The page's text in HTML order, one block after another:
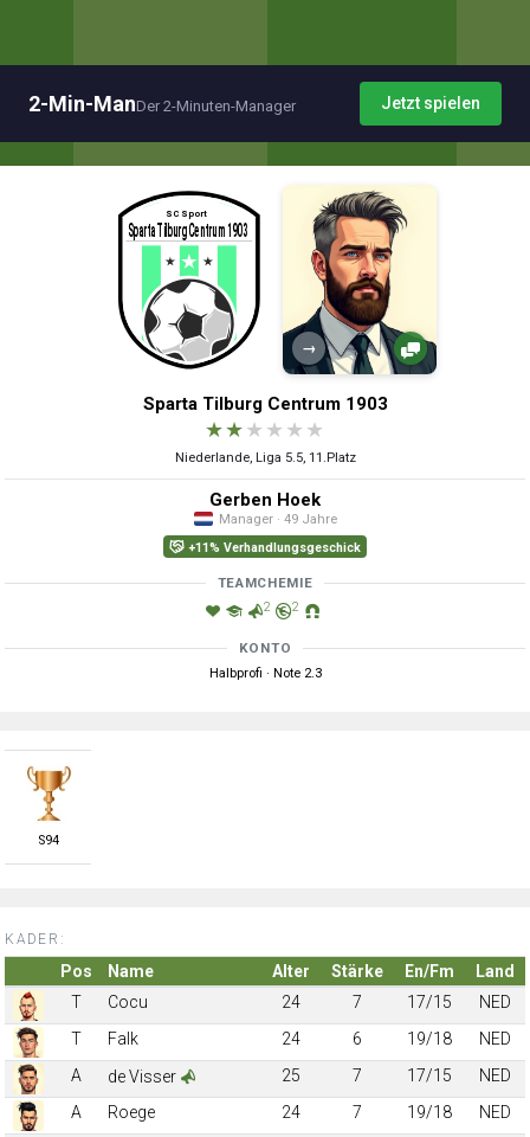
2-Min-ManDer 2-Minuten-Manager Jetzt spielen
→
Sparta Tilburg Centrum 1903
★★★ ★ ★ ★
Niederlande, Liga 5.5, 11.Platz
Gerben Hoek
Manager · 49 Jahre
+11% Verhandlungsgeschick
TEAMCHEMIE
2 2
KONTO
Halbprofi · Note 2.3
S94
KADER:
Pos Name Alter Stärke En/Fm
Land
T
Cocu 24 7 17/15
NED
T
Falk 24 6 19/18
NED
A
de Visser 25 7 17/15
NED
A
Roege 24 7 19/18
NED